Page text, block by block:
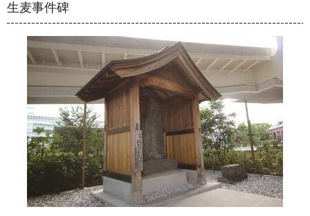
生麦事件碑